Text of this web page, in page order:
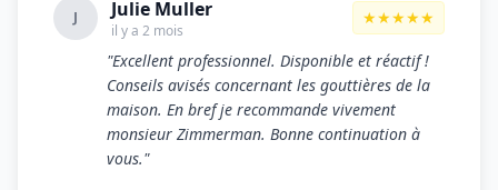
J Julie Muller
il y a 2 mois
★★★★★
"Excellent professionnel. Disponible et réactif !
Conseils avisés concernant les gouttières de la
maison. En bref je recommande vivement
monsieur Zimmerman. Bonne continuation à
vous."